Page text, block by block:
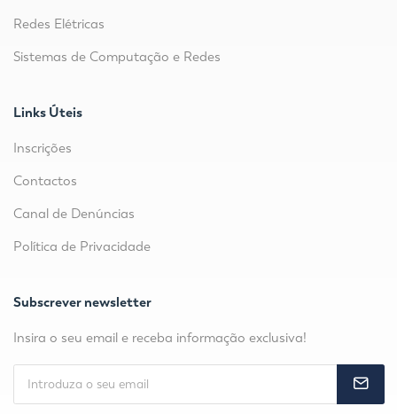
Redes Elétricas
Sistemas de Computação e Redes
Links Úteis
Inscrições
Contactos
Canal de Denúncias
Política de Privacidade
Subscrever newsletter
Insira o seu email e receba informação exclusiva!